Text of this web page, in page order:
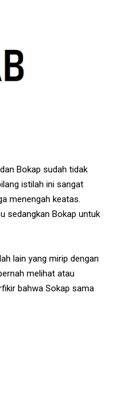
Bokap sudah tidak
istilah ini sangat
menengah keatas.
sedangkan Bokap untuk
lain yang mirip dengan
melihat atau
bahwa Sokap sama